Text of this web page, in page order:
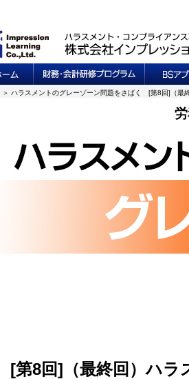
＞ ハラスメントのグレーゾーン問題をさばく [第8回]（最
[第8回]（最終回）ハラ